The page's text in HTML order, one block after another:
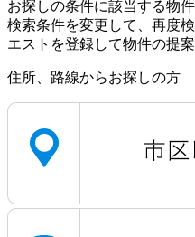
お探しの条件に該当する物
検索条件を変更して、再度
エストを登録して物件の提
住所、路線からお探しの方